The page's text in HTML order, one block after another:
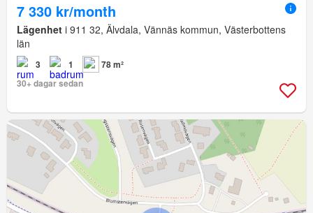
7 330 kr/month
Lägenhet i 911 32, Älvdala, Vännäs kommun, Västerbottens
län
3 1
78 m²
30+ dagar sedan